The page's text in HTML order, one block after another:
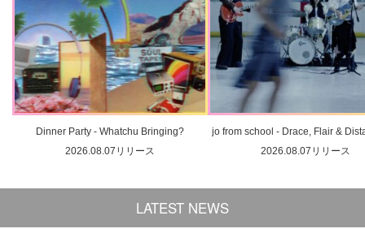
Dinner Party - Whatchu Bringing?
2026.08.07リリース
jo from school - Drace, Flair &
2026.08.07リリース
LATEST NEWS